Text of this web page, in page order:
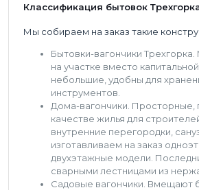
Классификация бытовок
Мы собираем на заказ такие
Бытовки-вагончики
на участке вместо
небольшие, удобны для
инструментов.
Дома-вагончики. Просторные,
качестве жилья для
внутренние перегородки,
изготавливаем на заказ
двухэтажные модели.
сварными лестницами из
Садовые вагончики. Вмещают